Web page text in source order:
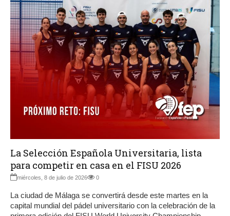
La Selección Española Universitaria, lista
para competir en casa en el FISU 2026
miércoles, 8 de julio de 2026 0
La ciudad de Málaga se convertirá desde este martes en la
capital mundial del pádel universitario con la celebración de la